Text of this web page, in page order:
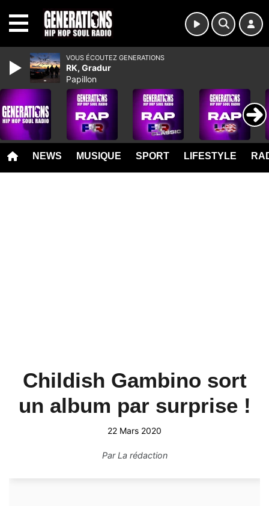
NEWS MUSIQUE SPORT LIFESTYLE
Childish Gambino sort
un album par surprise !
22 Mars 2020
ParLa rédaction
VOUS ÉCOUTEZ GENERATIONS
RK, Gradur
Papillon